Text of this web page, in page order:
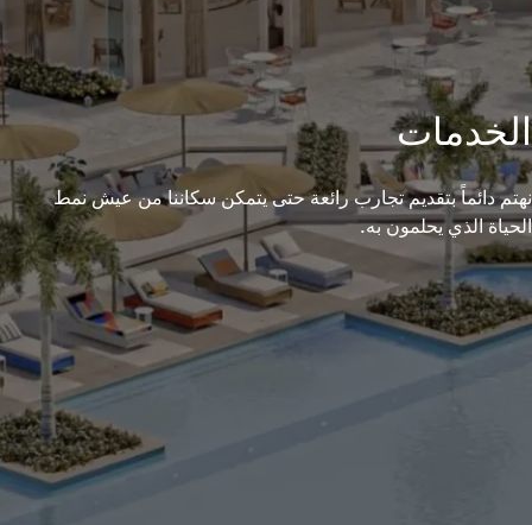
الخدمات
نهتم دائماً بتقديم تجارب رائعة حتى يتمكن سكاننا من عيش نمط
الحياة الذي يحلمون به.